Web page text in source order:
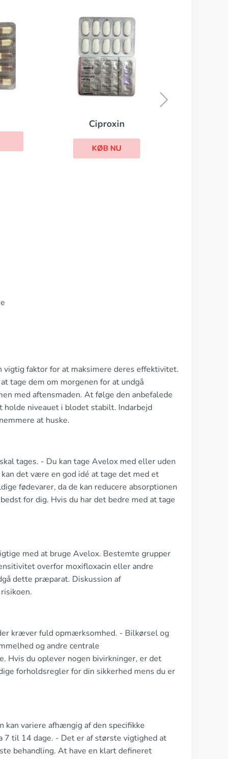
Metronidazol
faktor for at maksimere deres effektivitet.
tage dem om morgenen for at undgå
med aftensmaden. At følge den anbefalede
holde niveauet i blodet stabilt. Indarbejd
at huske.
tages. - Du kan tage Avelox med eller uden
det være en god idé at tage det med et
fødevarer, da de kan reducere absorptionen
for dig. Hvis du har det bedre med at tage
med at bruge Avelox. Bestemte grupper
overfor moxifloxacin eller andre
dette præparat. Diskussion af
kræver fuld opmærksomhed. - Bilkørsel og
og andre centrale
Hvis du oplever nogen bivirkninger, er det
forholdsregler for din sikkerhed mens du er
variere afhængig af den specifikke
7 til 14 dage. - Det er af største vigtighed at
behandling. At have en klart defineret